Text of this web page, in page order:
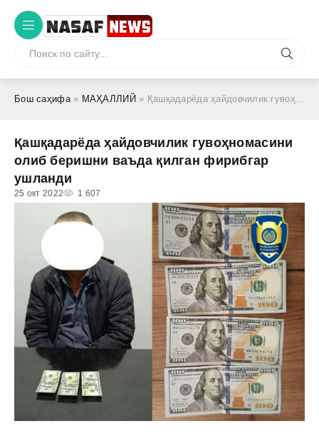
Бош саҳифа» МАҲАЛЛИЙ » Қашқадарёда ҳайдовчилик гувоҳномасини олиб беришни ваъда қилган фирибгар ушланди
Қашқадарёда ҳайдовчилик гувоҳномасини
олиб беришни ваъда қилган фирибгар
ушланди
25 окт 2022 1 607